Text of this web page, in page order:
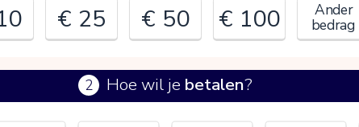
€ 25 € 50 € 100 Ander
bedrag
€
2 Hoe wil je betalen?